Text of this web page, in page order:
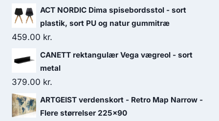
ACT NORDIC Dima spisebordsstol - sort
plastik, sort PU og natur gummitræ
459.00 kr.
CANETT rektangulær Vega vægreol - sort
metal
379.00 kr.
ARTGEIST verdenskort - Retro Map Narrow -
Flere størrelser 225x90